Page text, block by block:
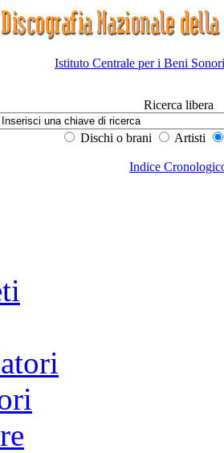
Istituto Centrale per i Beni
Ricerca libera
Dischi o brani Artisti
Indice